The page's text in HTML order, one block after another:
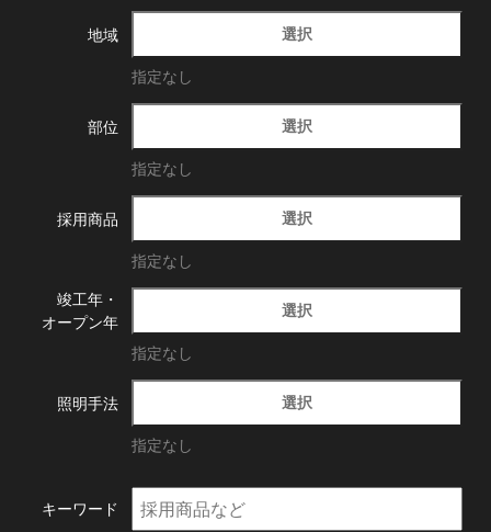
地域 選択
指定なし
部位 選択
指定なし
採用商品 選択
指定なし
竣工年・
オープン年
選択
指定なし
照明手法 選択
指定なし
キーワード